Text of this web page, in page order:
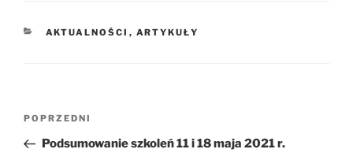
KATEGORIE
AKTUALNOŚCI , ARTYKUŁY
Nawigacja
Poprzedni
wpis
POPRZEDNI
Podsumowanie szkoleń 11 i 18 maja 2021 r.